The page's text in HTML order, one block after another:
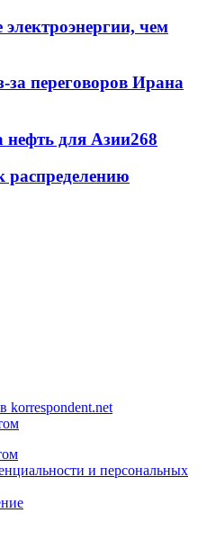
чем
переговоров Ирана
нефть для Азии268
распределению
korrespondent.net
и персональных